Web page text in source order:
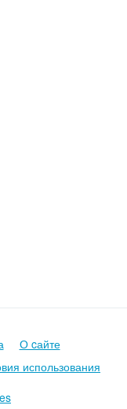
О cайте
использования